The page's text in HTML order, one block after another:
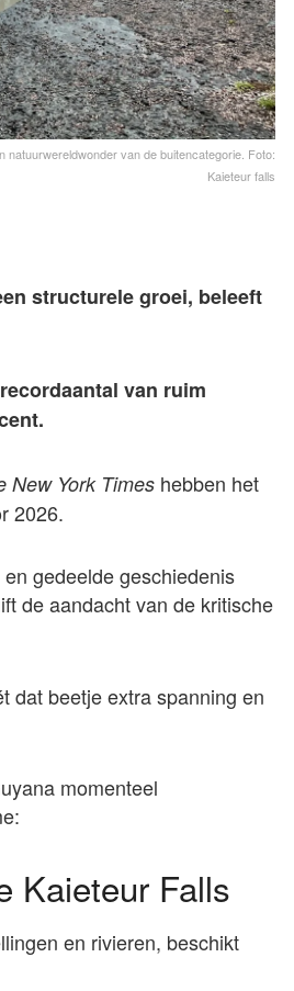
van de buitencategorie. Foto:
Kaieteur falls
structurele groei, beleeft
van ruim
New York Times hebben het
2026.
gedeelde geschiedenis
de aandacht van de kritische
dat beetje extra spanning en
momenteel
Kaieteur Falls
en rivieren, beschikt